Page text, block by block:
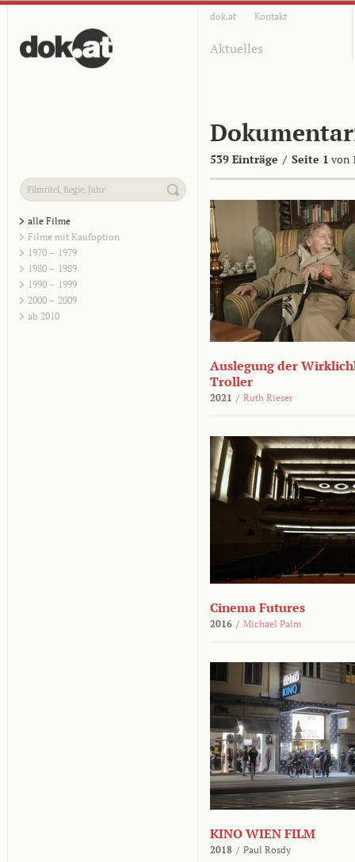
dok.at Kontakt
Aktuelles
539 Einträge / Seite 1 von
alle Filme
Filme mit Kaufoption
1970 – 1979
1980 – 1989
1990 – 1999
2000 – 2009
ab 2010
Auslegung der
Troller
2021 / Ruth Rieser
Cinema Futures
2016 / Michael Palm
KINO WIEN FILM
2018 / Paul Rosdy